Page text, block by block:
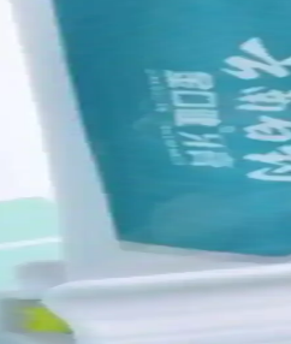
sıkıcılarının özellikleri, kullanıcı
Macunu Sıkacağı ve
ürününün özellikleri, kullanıcı
Diş Macunu Sıkıcıları
macunu sıkıcılarının özellikleri,
Karşılaştırması:
aparatı Rucas ve Yılz Toptan